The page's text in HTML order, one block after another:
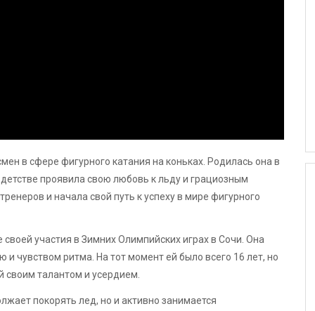
в сфере фигурного катания на коньках. Родилась она в
проявила свою любовь к льду и грациозным
и начала свой путь к успеху в мире фигурного
участия в Зимних Олимпийских играх в Сочи. Она
и чувством ритма. На тот момент ей было всего 16 лет, но
своим талантом и усердием.
покорять лед, но и активно занимается